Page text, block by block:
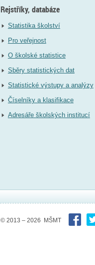
Rejstříky, databáze
Statistika školství
Pro veřejnost
O školské statistice
Sběry statistických dat
Statistické výstupy a analýzy
Číselníky a klasifikace
Adresáře školských institucí
© 2013 – 2026 MŠMT